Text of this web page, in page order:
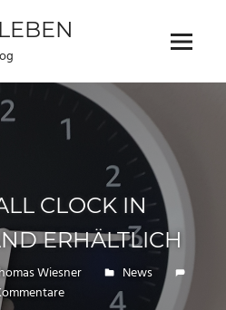
Menu
CLOCK IN
ERHÄLTLICH
Wiesner
News